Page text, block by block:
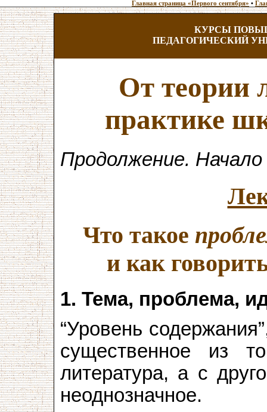
Главная страница «Первого сентября» •
КУРСЫ
ПЕДАГОГИЧЕСКИЙ
От теории
практике
Продолжение.
Что такое
и как
1. Тема, проблема,
“Уровень
существенное из
литература, а с
неоднозначное.